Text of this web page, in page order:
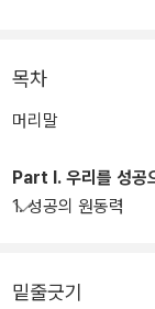
목차
머리말
Part Ⅰ. 우리를 성공
1. 성공의 원동력
밑줄긋기